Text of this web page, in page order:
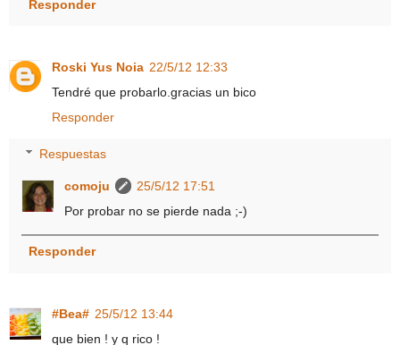
Responder
Roski Yus Noia 22/5/12 12:33
Tendré que probarlo.gracias un bico
Responder
Respuestas
comoju
25/5/12 17:51
Por probar no se pierde nada ;-)
Responder
#Bea# 25/5/12 13:44
que bien ! y q rico !